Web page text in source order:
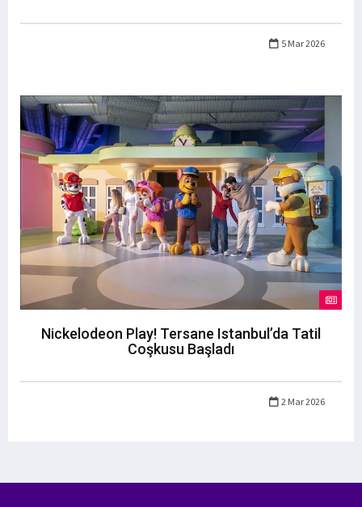
5 Mar 2026
Nickelodeon Play! Tersane Istanbul’da Tatil
Coşkusu Başladı
2 Mar 2026